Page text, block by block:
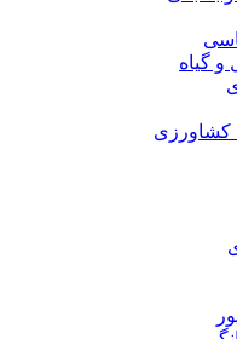
گیاه
کشاورزی